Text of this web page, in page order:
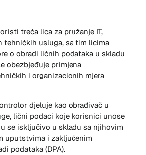
treća lica za pružanje IT,
tehničkih usluga, sa tim licima
o obradi ličnih podataka u skladu
obezbjeđuje primjena
i organizacionih mjera
djeluje kao obrađivač u
lični podaci koje korisnici unose
se isključivo u skladu sa njihovim
uputstvima i zaključenim
podataka (DPA).